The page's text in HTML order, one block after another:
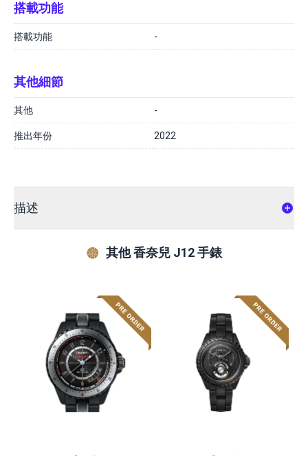
搭載功能
搭載功能 -
其他細節
其他 -
推出年份 2022
描述
其他 香奈兒 J12 手錶